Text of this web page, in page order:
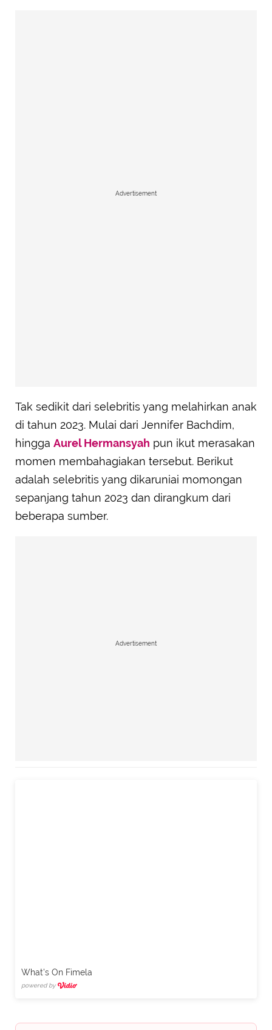
Advertisement
Tak sedikit dari selebritis yang melahirkan anak
di tahun 2023. Mulai dari Jennifer Bachdim,
hingga Aurel Hermansyah pun ikut merasakan
momen membahagiakan tersebut. Berikut
adalah selebritis yang dikaruniai momongan
sepanjang tahun 2023 dan dirangkum dari
beberapa sumber.
Advertisement
What's On Fimela
powered by